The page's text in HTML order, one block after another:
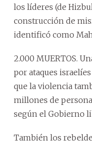
los líderes (de
construcción de
identificó como
2.000 MUERTOS.
por ataques
que la violencia
millones de
según el Gobierno
También los